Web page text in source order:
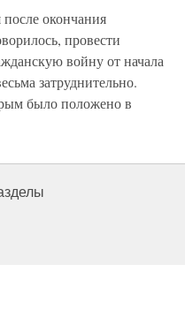
окончания
провести
войну от начала
затруднительно.
было положено в